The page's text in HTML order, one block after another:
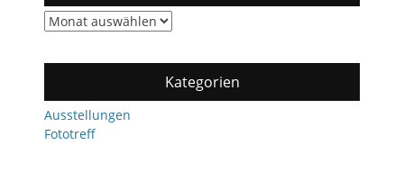
Archiv
Kategorien
Ausstellungen
Fototreff